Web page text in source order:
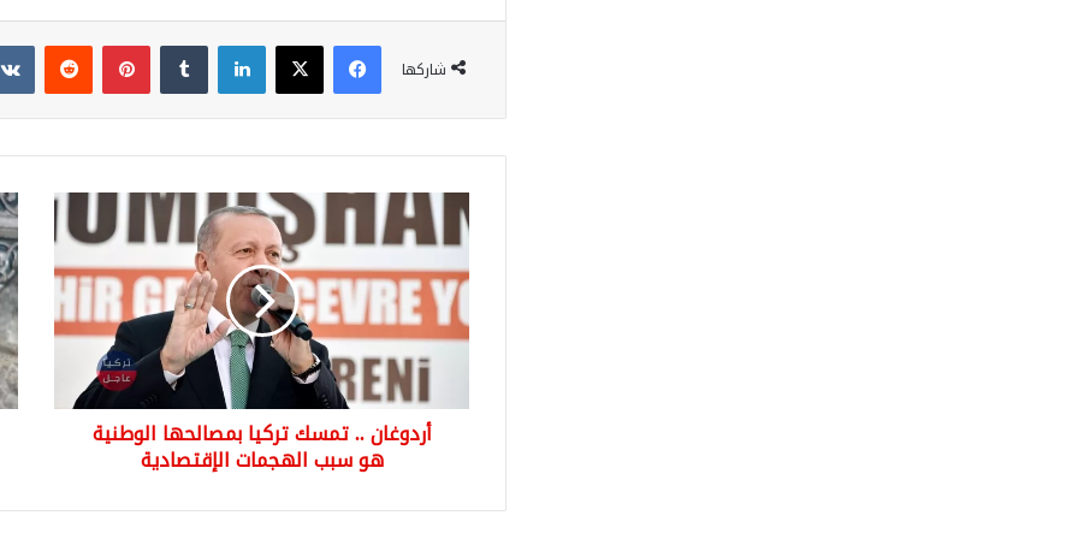
شاركها
فيسبوك‫X لينكدإن بينتيريست
أردوغان
..
تمسك
تركيا
بمصالحها
الوطنية
الهجمات
الإقتصادية
أردوغان .. تمسك تركيا بمصالحها الوطنية
هو سبب الهجمات الإقتصادية
أبو
بكر
...